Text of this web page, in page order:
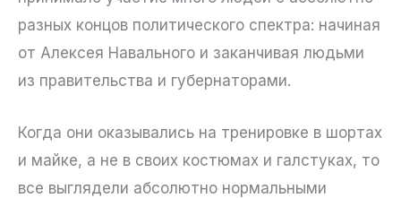
разных концов политического спектра: начиная
от Алексея Навального и заканчивая людьми
из правительства и губернаторами.
Когда они оказывались на тренировке в шортах
и майке, а не в своих костюмах и галстуках, то
все выглядели абсолютно нормальными